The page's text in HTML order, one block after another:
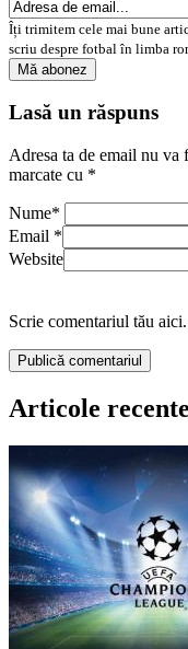
Îți trimitem cele mai bune
scriu despre fotbal în limba
Lasă un răspuns
Adresa ta de email nu va
marcate cu *
Nume*
Email *
Website
Scrie comentariul tău
Articole recente